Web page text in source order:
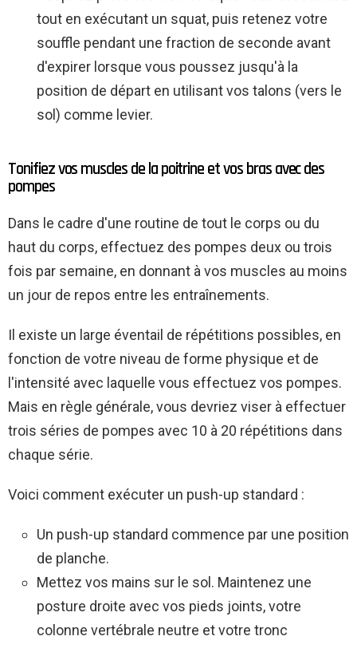
tout en exécutant un squat, puis retenez votre
souffle pendant une fraction de seconde avant
d'expirer lorsque vous poussez jusqu'à la
position de départ en utilisant vos talons (vers le
sol) comme levier.
Tonifiez vos muscles de la poitrine et vos bras avec des
pompes
Dans le cadre d'une routine de tout le corps ou du
haut du corps, effectuez des pompes deux ou trois
fois par semaine, en donnant à vos muscles au moins
un jour de repos entre les entraînements.
Il existe un large éventail de répétitions possibles, en
fonction de votre niveau de forme physique et de
l'intensité avec laquelle vous effectuez vos pompes.
Mais en règle générale, vous devriez viser à effectuer
trois séries de pompes avec 10 à 20 répétitions dans
chaque série.
Voici comment exécuter un push-up standard :
Un push-up standard commence par une position
de planche.
Mettez vos mains sur le sol. Maintenez une
posture droite avec vos pieds joints, votre
colonne vertébrale neutre et votre tronc